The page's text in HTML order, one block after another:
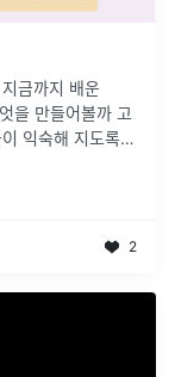
금까지 배운
을 만들어볼까 고
익숙해 지도록
2